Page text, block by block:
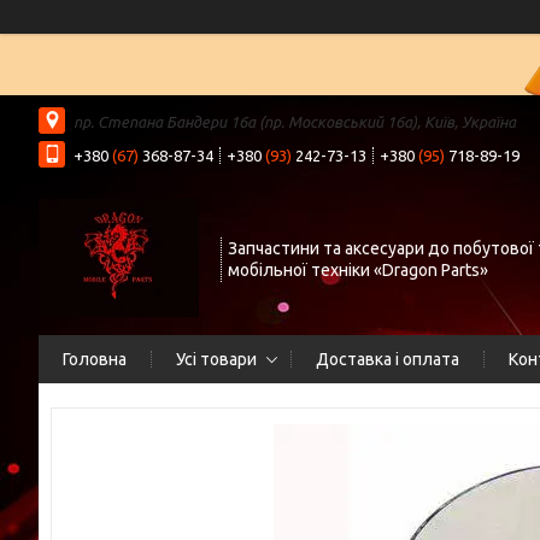
пр. Степана Бандери 16а (пр. Московський 16а), Київ, Україна
+380 (67) 368-87-34 +380 (93) 242-73-13 +380 (95) 718-89-19
Запчастини та аксесуари до побутової
мобільної техніки «Dragon Parts»
Головна Усі товари Доставка і оплата